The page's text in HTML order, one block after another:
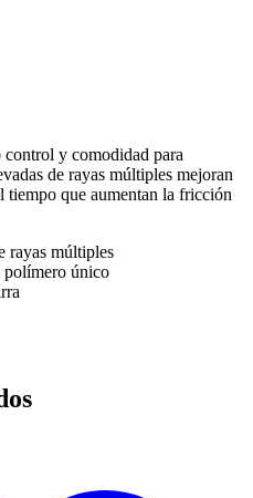
y comodidad para
de rayas múltiples mejoran
tiempo que aumentan la fricción
rayas múltiples
polímero único